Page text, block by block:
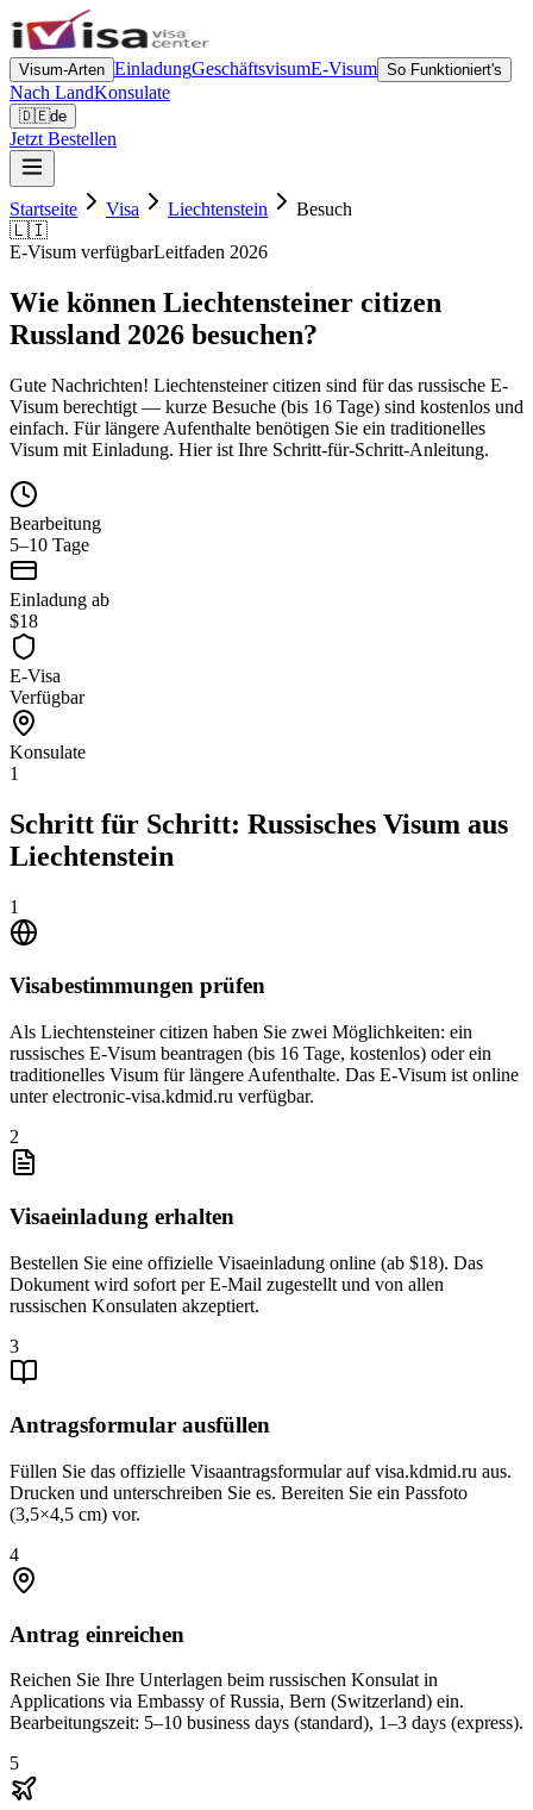
Visum-Arten EinladungGeschäftsvisumE-Visum So Funktioniert's
Nach LandKonsulate
🇩🇪de
Jetzt Bestellen
Startseite Visa Liechtenstein
Besuch
🇱🇮
E-Visum verfügbarLeitfaden 2026
Wie können Liechtensteiner citizen
Russland 2026 besuchen?
Gute Nachrichten! Liechtensteiner citizen sind für das russische E-
Visum berechtigt — kurze Besuche (bis 16 Tage) sind kostenlos und
einfach. Für längere Aufenthalte benötigen Sie ein traditionelles
Visum mit Einladung. Hier ist Ihre Schritt-für-Schritt-Anleitung.
Bearbeitung
5–10 Tage
Einladung ab
$18
E-Visa
Verfügbar
Konsulate
1
Schritt für Schritt: Russisches Visum aus
Liechtenstein
1
Visabestimmungen prüfen
Als Liechtensteiner citizen haben Sie zwei Möglichkeiten: ein
russisches E-Visum beantragen (bis 16 Tage, kostenlos) oder ein
traditionelles Visum für längere Aufenthalte. Das E-Visum ist online
unter electronic-visa.kdmid.ru verfügbar.
2
Visaeinladung erhalten
Bestellen Sie eine offizielle Visaeinladung online (ab $18). Das
Dokument wird sofort per E-Mail zugestellt und von allen
russischen Konsulaten akzeptiert.
3
Antragsformular ausfüllen
Füllen Sie das offizielle Visaantragsformular auf visa.kdmid.ru aus.
Drucken und unterschreiben Sie es. Bereiten Sie ein Passfoto
(3,5×4,5 cm) vor.
4
Antrag einreichen
Reichen Sie Ihre Unterlagen beim russischen Konsulat in
Applications via Embassy of Russia, Bern (Switzerland) ein.
Bearbeitungszeit: 5–10 business days (standard), 1–3 days (express).
5